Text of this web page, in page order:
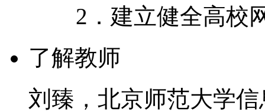
2．建立健全高校网
了解教师
刘臻，北京师范大学